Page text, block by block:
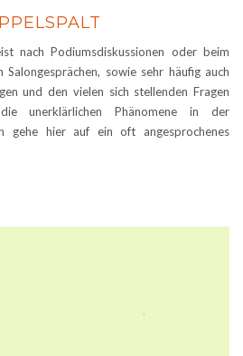
nach Podiumsdiskussionen oder beim
Salongesprächen, sowie sehr häufig auch
und den vielen sich stellenden Fragen
unerklärlichen Phänomene in der
gehe hier auf ein oft angesprochenes